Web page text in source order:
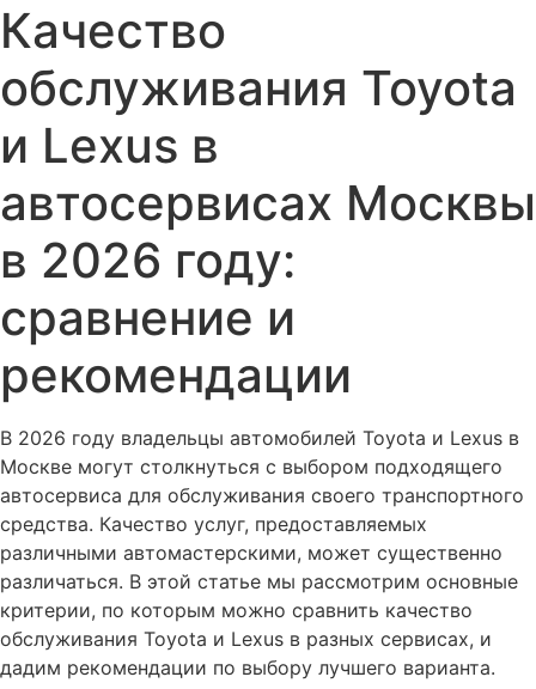
Качество
обслуживания Toyota
и Lexus в
автосервисах Москвы
в 2026 году:
сравнение и
рекомендации
В 2026 году владельцы автомобилей Toyota и Lexus в
Москве могут столкнуться с выбором подходящего
автосервиса для обслуживания своего транспортного
средства. Качество услуг, предоставляемых
различными автомастерскими, может существенно
различаться. В этой статье мы рассмотрим основные
критерии, по которым можно сравнить качество
обслуживания Toyota и Lexus в разных сервисах, и
дадим рекомендации по выбору лучшего варианта.